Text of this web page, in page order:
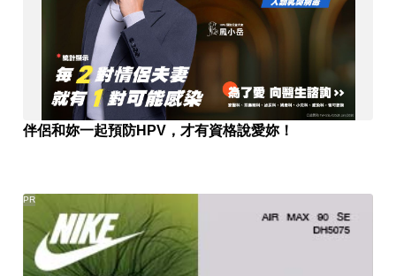
伴侶和妳一起預防HPV，才有資格說愛妳！
PR